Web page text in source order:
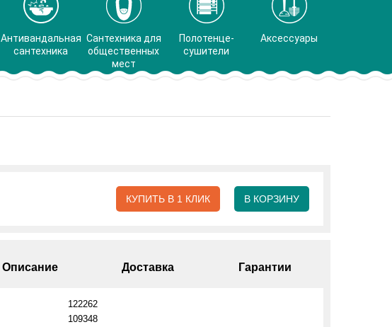
Антивандальная
сантехника
Сантехника для
общественных
мест
Полотенце-
сушители
Аксессуары
КУПИТЬ В 1 КЛИК В КОРЗИНУ
Описание Доставка Гарантии
122262
109348